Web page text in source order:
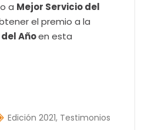
a Mejor Servicio del
el premio a la
Añoen esta
Edición 2021, Testimonios